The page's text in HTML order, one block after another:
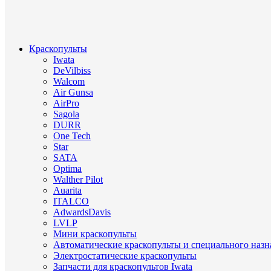
Краскопульты
Iwata
DeVilbiss
Walcom
Air Gunsa
AirPro
Sagola
DURR
One Tech
Star
SATA
Optima
Walther Pilot
Auarita
ITALCO
AdwardsDavis
LVLP
Мини краскопульты
Автоматические краскопульты и специального
Электростатические краскопульты
Запчасти для краскопультов Iwata